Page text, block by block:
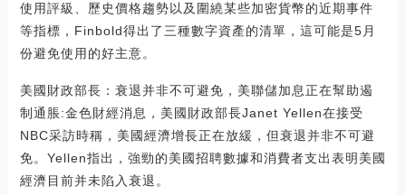
使用評級、歷史價格趨勢以及圍繞某些加密貨幣的近期事件
等指標，Finbold得出了三種數字資產的清單，這可能是5月
份避免使用的好主意。
美國財政部長：衰退并非不可避免，美聯儲加息正在幫助遏
制通脹:金色財經消息，美國財政部長Janet Yellen在接受
NBC采訪時稱，美國經濟增長正在放緩，但衰退并非不可避
免。Yellen指出，強勁的美國招聘數據和消費者支出表明美國
經濟目前并未陷入衰退。